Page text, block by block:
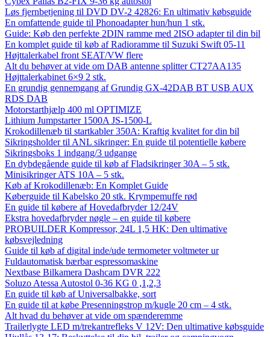
Løs fjernbetjening til DVD DV-2 42826: En ultimativ købsguide
En omfattende guide til Phonoadapter hun/hun 1 stk.
Guide: Køb den perfekte 2DIN ramme med 2ISO adapter til din bil
En komplet guide til køb af Radioramme til Suzuki Swift 05-11
Højttalerkabel front SEAT/VW flere
Alt du behøver at vide om DAB antenne splitter CT27AA135
Højttalerkabinet 6×9 2 stk.
En grundig gennemgang af Grundig GX-42DAB BT USB AUX
RDS DAB
Motorstarthjælp 400 ml OPTIMIZE
Lithium Jumpstarter 1500A JS-1500-L
Krokodillenæb til startkabler 350A: Kraftig kvalitet for din bil
Sikringsholder til ANL sikringer: En guide til potentielle købere
Sikringsboks 1 indgang/3 udgange
En dybdegående guide til køb af Fladsikringer 30A – 5 stk.
Minisikringer ATS 10A – 5 stk.
Køb af Krokodillenæb: En Komplet Guide
Køberguide til Kabelsko 20 stk. Krympemuffe rød
En guide til købere af Hovedafbryder 12/24V
Ekstra hovedafbryder nøgle – en guide til købere
PROBUILDER Kompressor, 24L 1,5 HK: Den ultimative
købsvejledning
Guide til køb af digital inde/ude termometer voltmeter ur
Fuldautomatisk bærbar espressomaskine
Nextbase Bilkamera Dashcam DVR 222
Soluzo Atessa Autostol 0-36 KG 0 ,1,2,3
En guide til køb af Universalbakke, sort
En guide til at købe Presenningstrop m/kugle 20 cm – 4 stk.
Alt hvad du behøver at vide om spænderemme
Trailerlygte LED m/trekantrefleks V 12V: Den ultimative købsguide